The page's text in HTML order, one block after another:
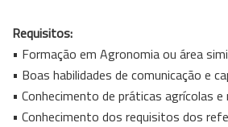
Requisitos:
• Formação em Agronomia ou área
• Boas habilidades de comunicação e
• Conhecimento de práticas agrícolas
• Conhecimento dos requisitos dos